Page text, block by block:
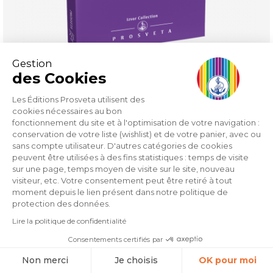
Gestion
des Cookies
Les Éditions Prosveta utilisent des
cookies nécessaires au bon
fonctionnement du site et à l'optimisation de votre navigation :
conservation de votre liste (wishlist) et de votre panier, avec ou
sans compte utilisateur. D'autres catégories de cookies
peuvent être utilisées à des fins statistiques : temps de visite
sur une page, temps moyen de visite sur le site, nouveau
visiteur, etc. Votre consentement peut être retiré à tout
moment depuis le lien présent dans notre politique de
protection des données.
Lire la politique de confidentialité
Consentements certifiés par
Non merci Je choisis OK pour moi
Creation: Artistic and Spiritual
Prix
9,80 €
Référence